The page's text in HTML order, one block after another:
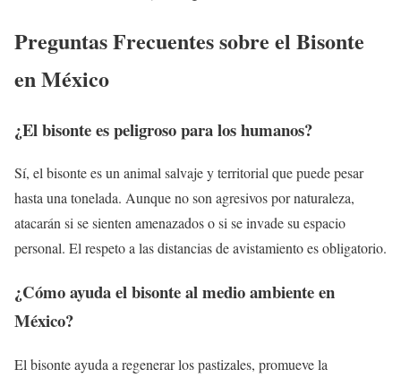
Preguntas Frecuentes sobre el Bisonte
en México
¿El bisonte es peligroso para los humanos?
Sí, el bisonte es un animal salvaje y territorial que puede pesar
hasta una tonelada. Aunque no son agresivos por naturaleza,
atacarán si se sienten amenazados o si se invade su espacio
personal. El respeto a las distancias de avistamiento es obligatorio.
¿Cómo ayuda el bisonte al medio ambiente en
México?
El bisonte ayuda a regenerar los pastizales, promueve la